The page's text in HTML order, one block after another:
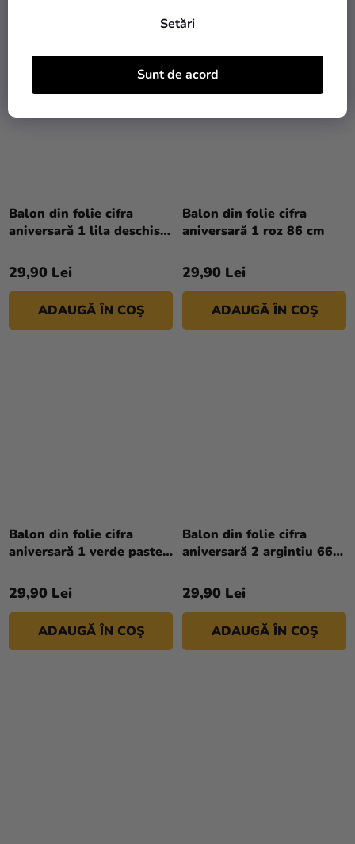
Setări
Sunt de acord
Balon din folie cifra
aniversară 1 lila deschis
29,90 Lei
ADAUGĂ ÎN COŞ
Balon din folie cifra
aniversară 1 roz 86 cm
29,90 Lei
ADAUGĂ ÎN COŞ
Balon din folie cifra
aniversară 1 verde pastel
29,90 Lei
ADAUGĂ ÎN COŞ
Balon din folie cifra
aniversară 2 argintiu 66
29,90 Lei
ADAUGĂ ÎN COŞ